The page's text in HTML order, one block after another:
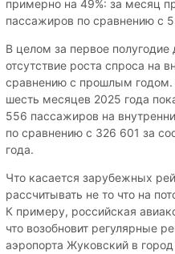
примерно на 49%: за месяц
пассажиров по сравнению с
В целом за первое
отсутствие роста спроса на
сравнению с прошлым
шесть месяцев 2025 года
556 пассажиров на
по сравнению с 326 601 за
года.
Что касается зарубежных
рассчитывать не то что на
К примеру, российская
что возобновит регулярные
аэропорта Жуковский в